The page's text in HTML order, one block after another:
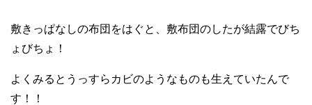
敷きっぱなしの布団をはぐと、敷布団のしたが結露でびち
ょびちょ！
よくみるとうっすらカビのようなものも生えていたんで
す！！